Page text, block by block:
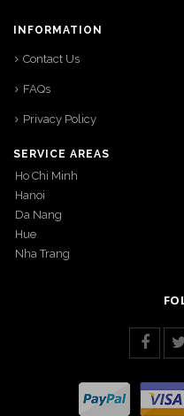
INFORMATION
Contact Us
FAQs
Privacy Policy
SERVICE AREAS
Ho Chi Minh
Hanoi
Da Nang
Hue
Nha Trang